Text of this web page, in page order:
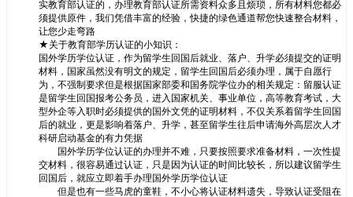
实教育部认证的，办理教育部认证所需资料众多且烦琐，所有材料您都必
须提供原件，我们凭借丰富的经验，快捷的绿色通道帮您快速整合材料，
让您少走弯路
★关于教育部学历认证的小知识：
国外学历学位认证，作为留学生回国后就业、落户、升学必须提交的证明
材料，国家虽然没有明文的规定，留学生回国后必须办理，属于自愿行
为，不强制要求但是根据国家部委和国务院学位办的相关规定：留服认证
是留学生回国报考公务员，进入国家机关、事业单位，高等教育考试，大
型外企等入职时必须提供的国外文凭的证明材料，不仅关系着留学生回国
后的就业，更是影响着落户、升学，甚至留学生往后申请海外高层次人才
科研启动基金的有力凭据
国外学历学位认证的办理并不难，只要按照要求准备材料，一次性提
交材料，很容易通过认证，只是因为认证的时间比较长，所以建议留学生
回国后，就应立即着手办理国外学历学位认证
但是也有一些马虎的童鞋，不小心将认证材料遗失，导致认证受阻在